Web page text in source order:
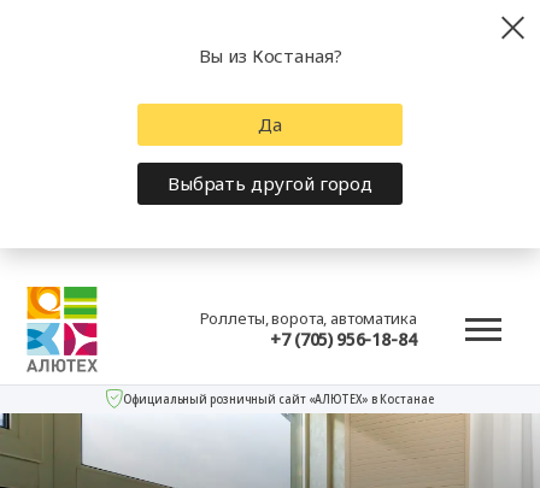
Роллеты, ворота, автоматика
+7 (705) 956-18-84
Официальный розничный сайт «АЛЮТЕХ» в Костанае
Вы из Костаная?
Да
Выбрать другой город